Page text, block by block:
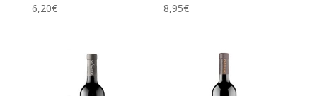
6,20€ 8,95€